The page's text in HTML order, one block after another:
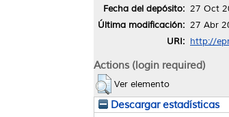
Fecha del depósito: 27 Oct
Última modificación: 27 Abr
URI: http://
Actions (login required)
Ver elemento
Descargar estadísticas